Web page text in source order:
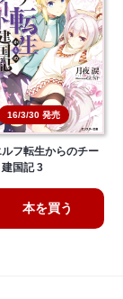
16/3/30 発売
ルフ転生からのチー
建国記 3
本を買う